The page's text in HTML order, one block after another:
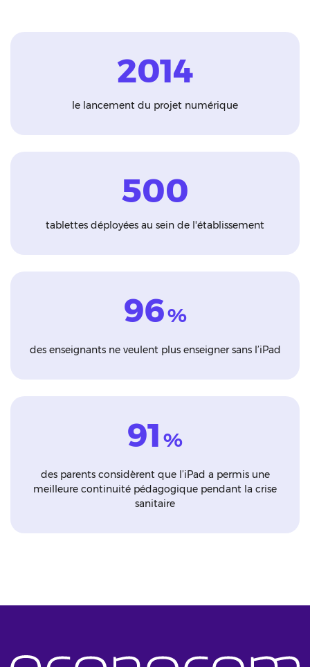
2014
le lancement du projet numérique
500
tablettes déployées au sein de l'établissement
96%
des enseignants ne veulent plus enseigner sans l’iPad
91 %
des parents considèrent que l’iPad a permis une
meilleure continuité pédagogique pendant la crise
sanitaire